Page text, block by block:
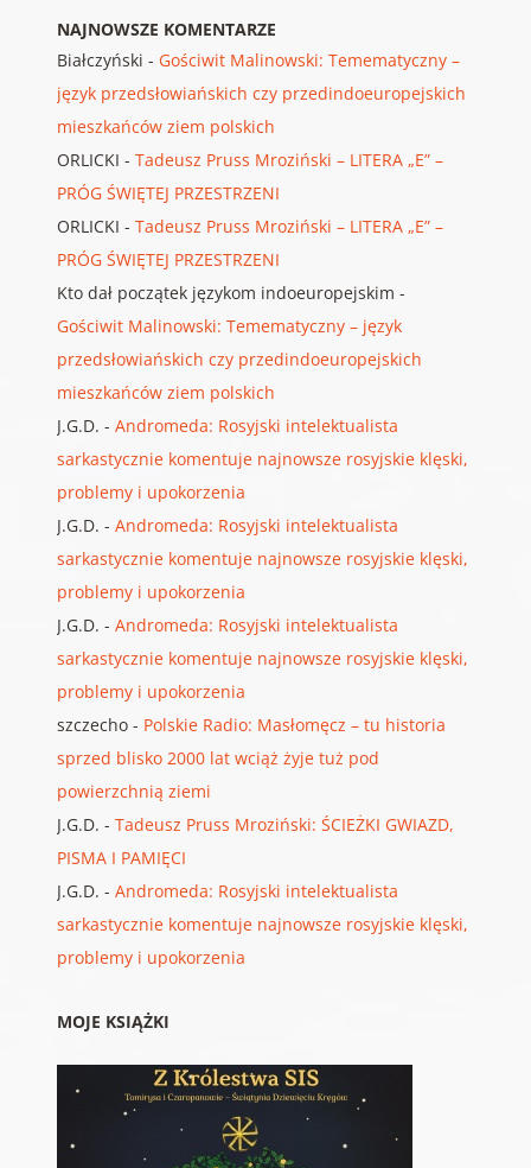
NAJNOWSZE KOMENTARZE
Białczyński - Gościwit Malinowski: Temematyczny –
język przedsłowiańskich czy przedindoeuropejskich
mieszkańców ziem polskich
ORLICKI - Tadeusz Pruss Mroziński – LITERA „E” –
PRÓG ŚWIĘTEJ PRZESTRZENI
ORLICKI - Tadeusz Pruss Mroziński – LITERA „E” –
PRÓG ŚWIĘTEJ PRZESTRZENI
Kto dał początek językom indoeuropejskim -
Gościwit Malinowski: Temematyczny – język
przedsłowiańskich czy przedindoeuropejskich
mieszkańców ziem polskich
J.G.D. - Andromeda: Rosyjski intelektualista
sarkastycznie komentuje najnowsze rosyjskie klęski,
problemy i upokorzenia
J.G.D. - Andromeda: Rosyjski intelektualista
sarkastycznie komentuje najnowsze rosyjskie klęski,
problemy i upokorzenia
J.G.D. - Andromeda: Rosyjski intelektualista
sarkastycznie komentuje najnowsze rosyjskie klęski,
problemy i upokorzenia
szczecho- Polskie Radio: Masłomęcz – tu historia
sprzed blisko 2000 lat wciąż żyje tuż pod
powierzchnią ziemi
J.G.D. - Tadeusz Pruss Mroziński: ŚCIEŻKI GWIAZD,
PISMA I PAMIĘCI
J.G.D. - Andromeda: Rosyjski intelektualista
sarkastycznie komentuje najnowsze rosyjskie klęski,
problemy i upokorzenia
MOJE KSIĄŻKI